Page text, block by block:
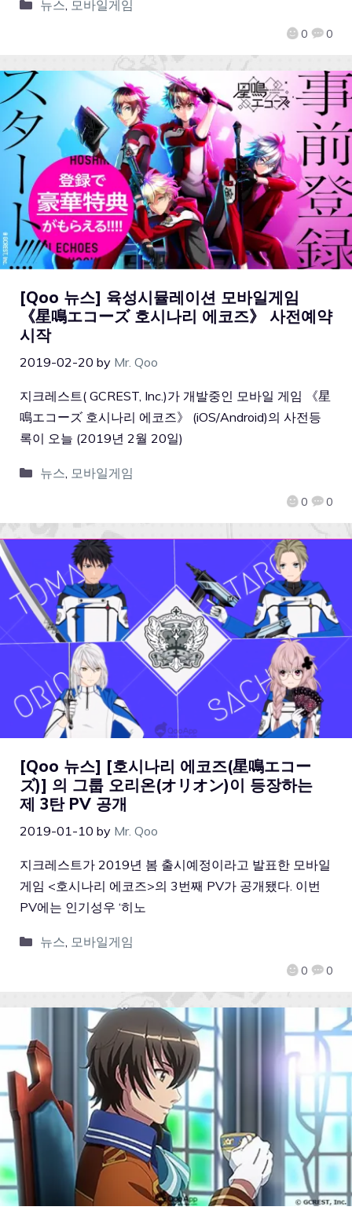
0 0
뉴스, 모바일게임
[Qoo 뉴스] 육성시뮬레이션 모바일게임
《星鳴エコーズ 호시나리 에코즈》 사전예약
시작
2019-02-20 by Mr. Qoo
0 0
지크레스트( GCREST, Inc.)가 개발중인 모바일 게임 《星
鳴エコーズ 호시나리 에코즈》 (iOS/Android)의 사전등
록이 오늘 (2019년 2월 20일)
뉴스, 모바일게임
[Qoo 뉴스] [호시나리 에코즈(星鳴エコー
ズ)] 의 그룹 오리온(オリオン)이 등장하는
제 3탄 PV 공개
2019-01-10 by Mr. Qoo
0 0
지크레스트가 2019년 봄 출시예정이라고 발표한 모바일
게임 <호시나리 에코즈>의 3번째 PV가 공개됐다. 이번
PV에는 인기성우 ‘히노
뉴스 모바일게임